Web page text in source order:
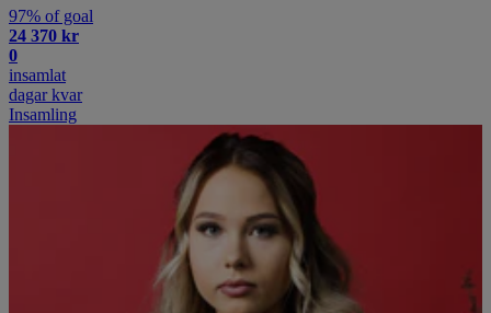
97% of goal
24 370 kr
0
insamlat
dagar kvar
Insamling